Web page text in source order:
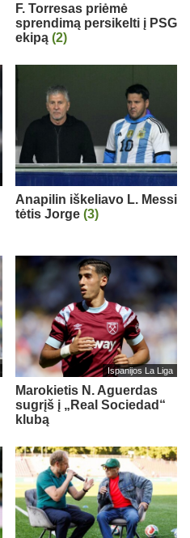
F. Torresas priėmė
sprendimą persikelti į PSG
ekipą (2)
Anapilin iškeliavo L. Messi
tėtis Jorge (3)
Ispanijos La Liga
Marokietis N. Aguerdas
sugrįš į „Real Sociedad“
klubą